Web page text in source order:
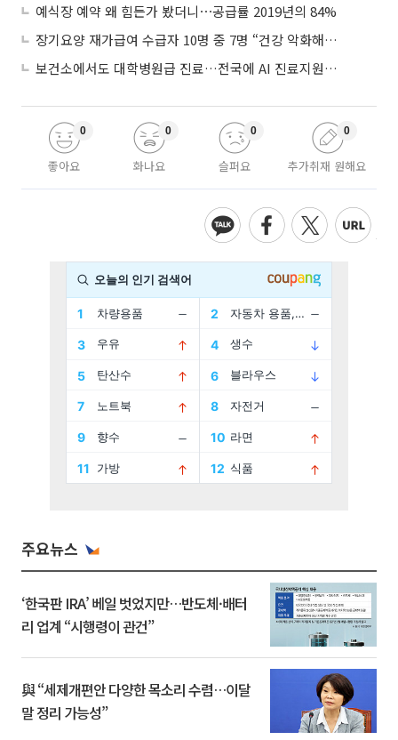
예식장 예약 왜 힘든가 봤더니⋯공급률 2019년의 84%
장기요양 재가급여 수급자 10명 중 7명 “건강 악화해도 집에서”
보건소에서도 대학병원급 진료…전국에 AI 진료지원도구 보급
좋아요
0
화나요
0
슬퍼요
0
추가취재 원해요
0
주요뉴스
‘한국판 IRA’ 베일 벗었지만…반도체·배터
리 업계 “시행령이 관건”
與 “세제개편안 다양한 목소리 수렴…이달
말 정리 가능성”